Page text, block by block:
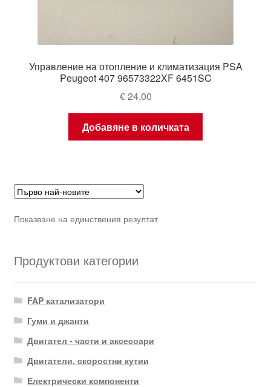
Управление на отопление и климатизация PSA
Peugeot 407 96573322XF 6451SC
€24,00
Добавяне в количката
Показване на единствения резултат
Продуктови категории
FAP катализатори
Гуми и джанти
Двигател - части и аксесоари
Двигатели, скоростни кутии
Електрически компоненти